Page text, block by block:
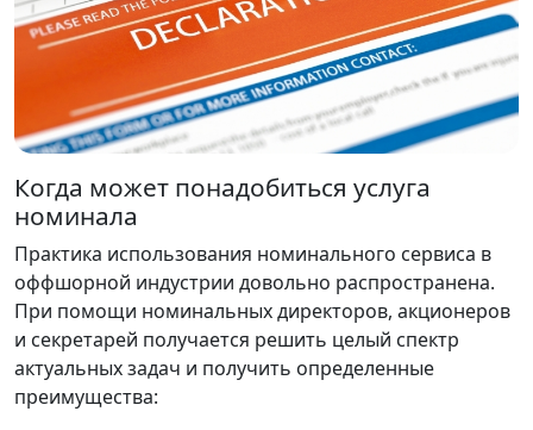
Когда может понадобиться услуга
номинала
Практика использования номинального сервиса в
оффшорной индустрии довольно распространена.
При помощи номинальных директоров, акционеров
и секретарей получается решить целый спектр
актуальных задач и получить определенные
преимущества: